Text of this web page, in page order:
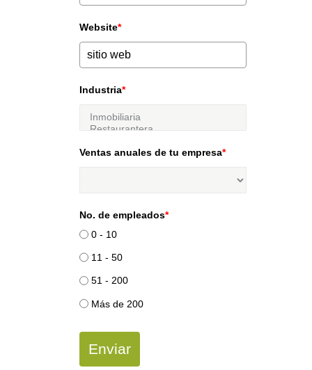
Website*
Industria*
Ventas anuales de tu empresa*
No. de empleados*
0 - 10
11 - 50
51 - 200
Más de 200
Enviar